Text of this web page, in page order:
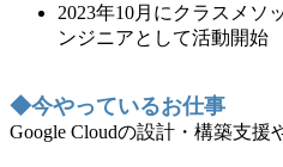
2023年10月にクラスメソ
ンジニアとして活動開始
◆今やっているお仕事
Google Cloudの設計・構築支援